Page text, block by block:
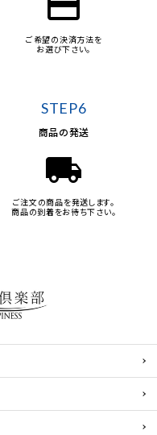
ご希望の決済方法を
お選び下さい。
STEP6
商品の発送
local_shipping
ご注文の商品を発送します。
商品の到着をお待ち下さい。